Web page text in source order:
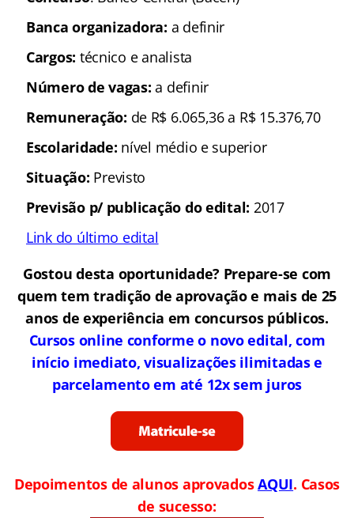
Banca organizadora: a definir
Cargos: técnico e analista
Número de vagas: a definir
Remuneração: de R$ 6.065,36 a R$ 15.376,70
Escolaridade: nível médio e superior
Situação: Previsto
Previsão p/ publicação do edital: 2017
Link do último edital
Gostou desta oportunidade? Prepare-se com
quem tem tradição de aprovação e mais de 25
anos de experiência em concursos públicos.
Cursos online conforme o novo edital, com
início imediato, visualizações ilimitadas e
parcelamento em até 12x sem juros
Depoimentos de alunos aprovadosAQUI. Casos
de sucesso: